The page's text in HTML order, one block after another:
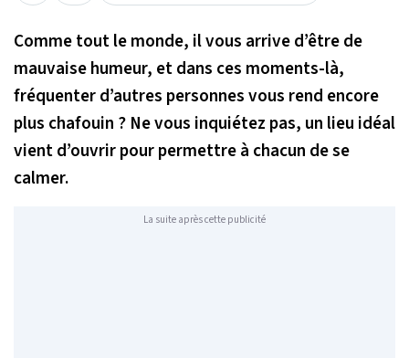
Comme tout le monde, il vous arrive d’être de
mauvaise humeur, et dans ces moments-là,
fréquenter d’autres personnes vous rend encore
plus chafouin ? Ne vous inquiétez pas, un lieu idéal
vient d’ouvrir pour permettre à chacun de se
calmer.
La suite après cette publicité